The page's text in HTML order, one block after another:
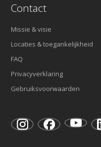
Contact
Missie & visie
Locaties & toegankelijkheid
FAQ
Privacyverklaring
Gebruiksvoorwaarden